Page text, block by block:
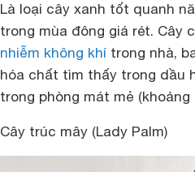
Là loại cây xanh tốt quanh
trong mùa đông giá rét. Cây
nhiễm không khí trong nhà,
hóa chất tìm thấy trong dầu
trong phòng mát mẻ (khoảng
Cây trúc mây (Lady Palm)